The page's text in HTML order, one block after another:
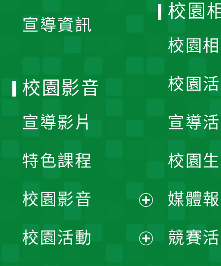
宣導資訊
校園
校園
校園
宣導
校園
媒體
競賽
校園影音
宣導影片
特色課程
校園影音
開
校園活動